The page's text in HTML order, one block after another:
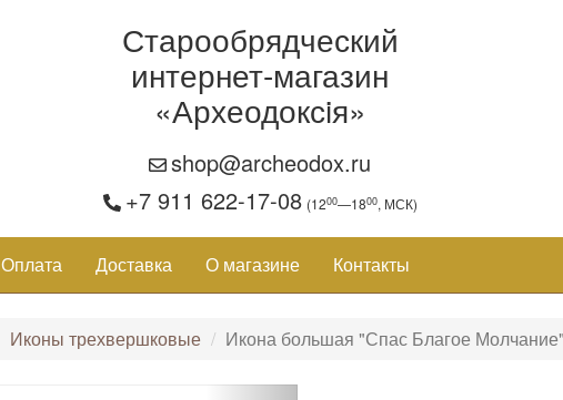
Старообрядческий
интернет-магазин
«Археодоксiя»
shop@archeodox.ru
+7 911 622-17-08 (1200—1800, МСК)
Оплата Доставка О магазине Контакты
Иконы трехвершковые Икона большая "Спас Благое Молчание"